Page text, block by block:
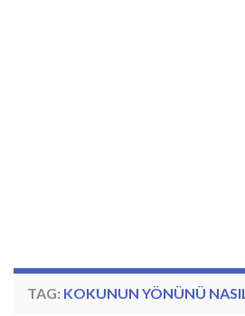
TAG: KOKUNUN YÖNÜNÜ